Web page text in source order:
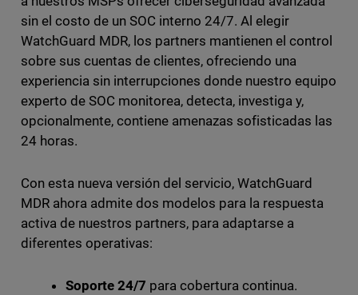
sin el costo de un SOC interno 24/7. Al elegir
WatchGuard MDR, los partners mantienen el control
sobre sus cuentas de clientes, ofreciendo una
experiencia sin interrupciones donde nuestro equipo
experto de SOC monitorea, detecta, investiga y,
opcionalmente, contiene amenazas sofisticadas las
24 horas.
Con esta nueva versión del servicio, WatchGuard
MDR ahora admite dos modelos para la respuesta
activa de nuestros partners, para adaptarse a
diferentes operativas:
Soporte 24/7 para cobertura continua.